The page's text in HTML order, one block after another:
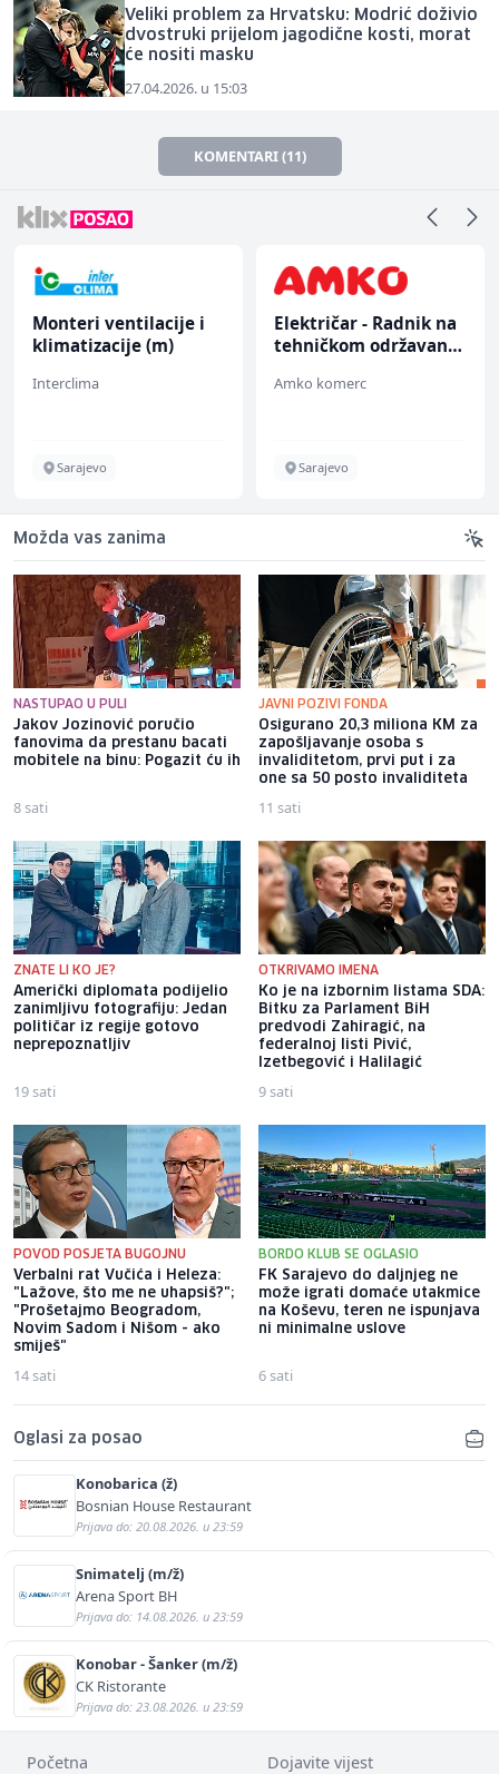
Veliki problem za Hrvatsku: Modrić doživio
dvostruki prijelom jagodične kosti, morat
će nositi masku
27.04.2026. u 15:03
KOMENTARI (11)
Monteri ventilacije i
klimatizacije (m)
Interclima
Sarajevo
Električar - Radnik na
tehničkom održavanju
Amko komerc
Sarajevo
Možda vas zanima
NASTUPAO U PULI
Jakov Jozinović poručio
fanovima da prestanu bacati
mobitele na binu: Pogazit ću ih
8 sati
JAVNI POZIVI FONDA
Osigurano 20,3 miliona KM za
zapošljavanje osoba s
invaliditetom, prvi put i za
one sa 50 posto invaliditeta
11 sati
ZNATE LI KO JE?
Američki diplomata podijelio
zanimljivu fotografiju: Jedan
političar iz regije gotovo
neprepoznatljiv
19 sati
OTKRIVAMO IMENA
Ko je na izbornim listama SDA:
Bitku za Parlament BiH
predvodi Zahiragić, na
federalnoj listi Pivić,
Izetbegović i Halilagić
9 sati
POVOD POSJETA BUGOJNU
Verbalni rat Vučića i Heleza:
"Lažove, što me ne uhapsiš?";
"Prošetajmo Beogradom,
Novim Sadom i Nišom - ako
smiješ"
14 sati
BORDO KLUB SE OGLASIO
FK Sarajevo do daljnjeg ne
može igrati domaće utakmice
na Koševu, teren ne ispunjava
ni minimalne uslove
6 sati
Oglasi za posao
Konobarica (ž)
Bosnian House Restaurant
Prijava do: 20.08.2026. u 23:59
Snimatelj (m/ž)
Arena Sport BH
Prijava do: 14.08.2026. u 23:59
Konobar - Šanker (m/ž)
CK Ristorante
Prijava do: 23.08.2026. u 23:59
Početna Dojavite vijest